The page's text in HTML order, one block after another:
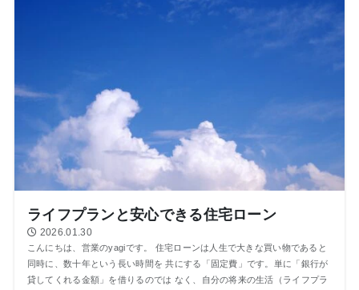
ライフプランと安心できる住宅ローン
2026.01.30
こんにちは、営業のyagiです。 住宅ローンは人生で大きな買い物であると
同時に、数十年という長い時間を 共にする「固定費」です。単に「銀行が
貸してくれる金額」を借りるのでは なく、自分の将来の生活（ライフプラ